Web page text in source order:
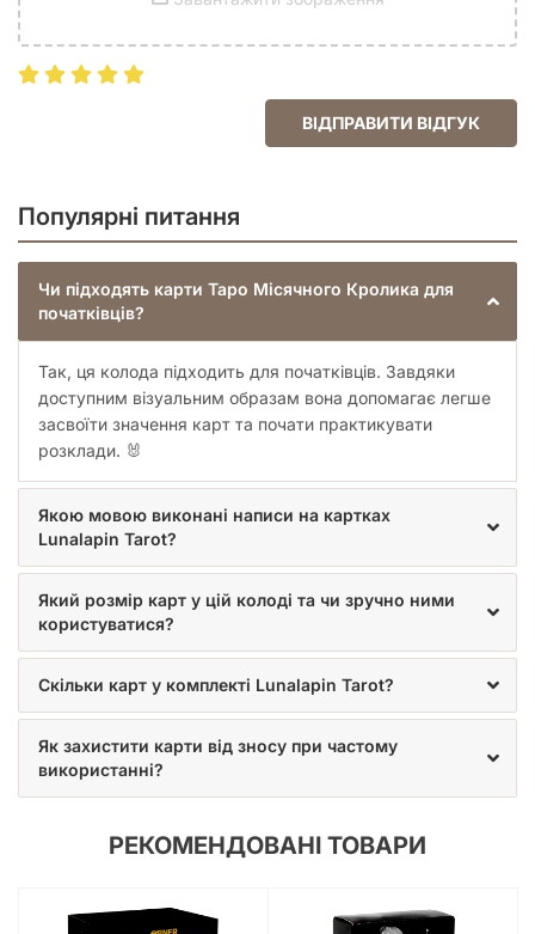
ВІДПРАВИТИ ВІДГУК
Популярні питання
Чи підходять карти Таро Місячного Кролика для
початківців?
Так, ця колода підходить для початківців. Завдяки
доступним візуальним образам вона допомагає легше
засвоїти значення карт та почати практикувати
розклади. 🐰
Якою мовою виконані написи на картках
Lunalapin Tarot?
Який розмір карт у цій колоді та чи зручно ними
користуватися?
Скільки карт у комплекті Lunalapin Tarot?
Як захистити карти від зносу при частому
використанні?
РЕКОМЕНДОВАНІ ТОВАРИ